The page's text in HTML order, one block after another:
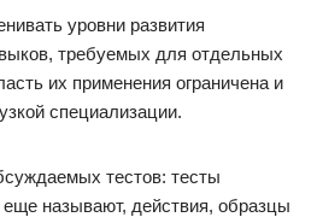
уровни развития
требуемых для отдельных
их применения ограничена и
специализации.
тестов: тесты
еще называют, действия, образцы